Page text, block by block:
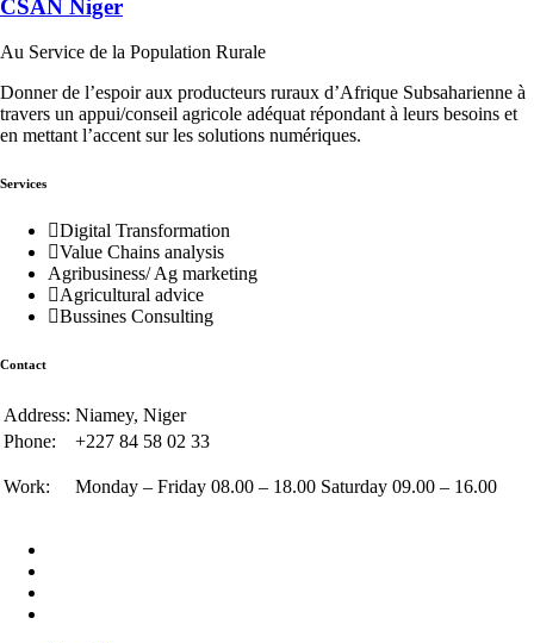
CSAN Niger
Au Service de la Population Rurale
Donner de l’espoir aux producteurs ruraux d’Afrique Subsaharienne à
travers un appui/conseil agricole adéquat répondant à leurs besoins et
en mettant l’accent sur les solutions numériques.
Services
Digital Transformation
Value Chains analysis
Agribusiness/ Ag marketing
Agricultural advice
Bussines Consulting
Contact
Address: Niamey, Niger
Phone:
+227 84 58 02 33
Work: Monday – Friday 08.00 – 18.00 Saturday 09.00 – 16.00